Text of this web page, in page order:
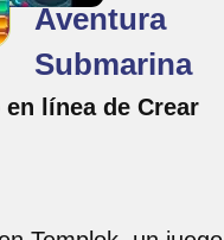
Aventura
Submarina
línea de Crear